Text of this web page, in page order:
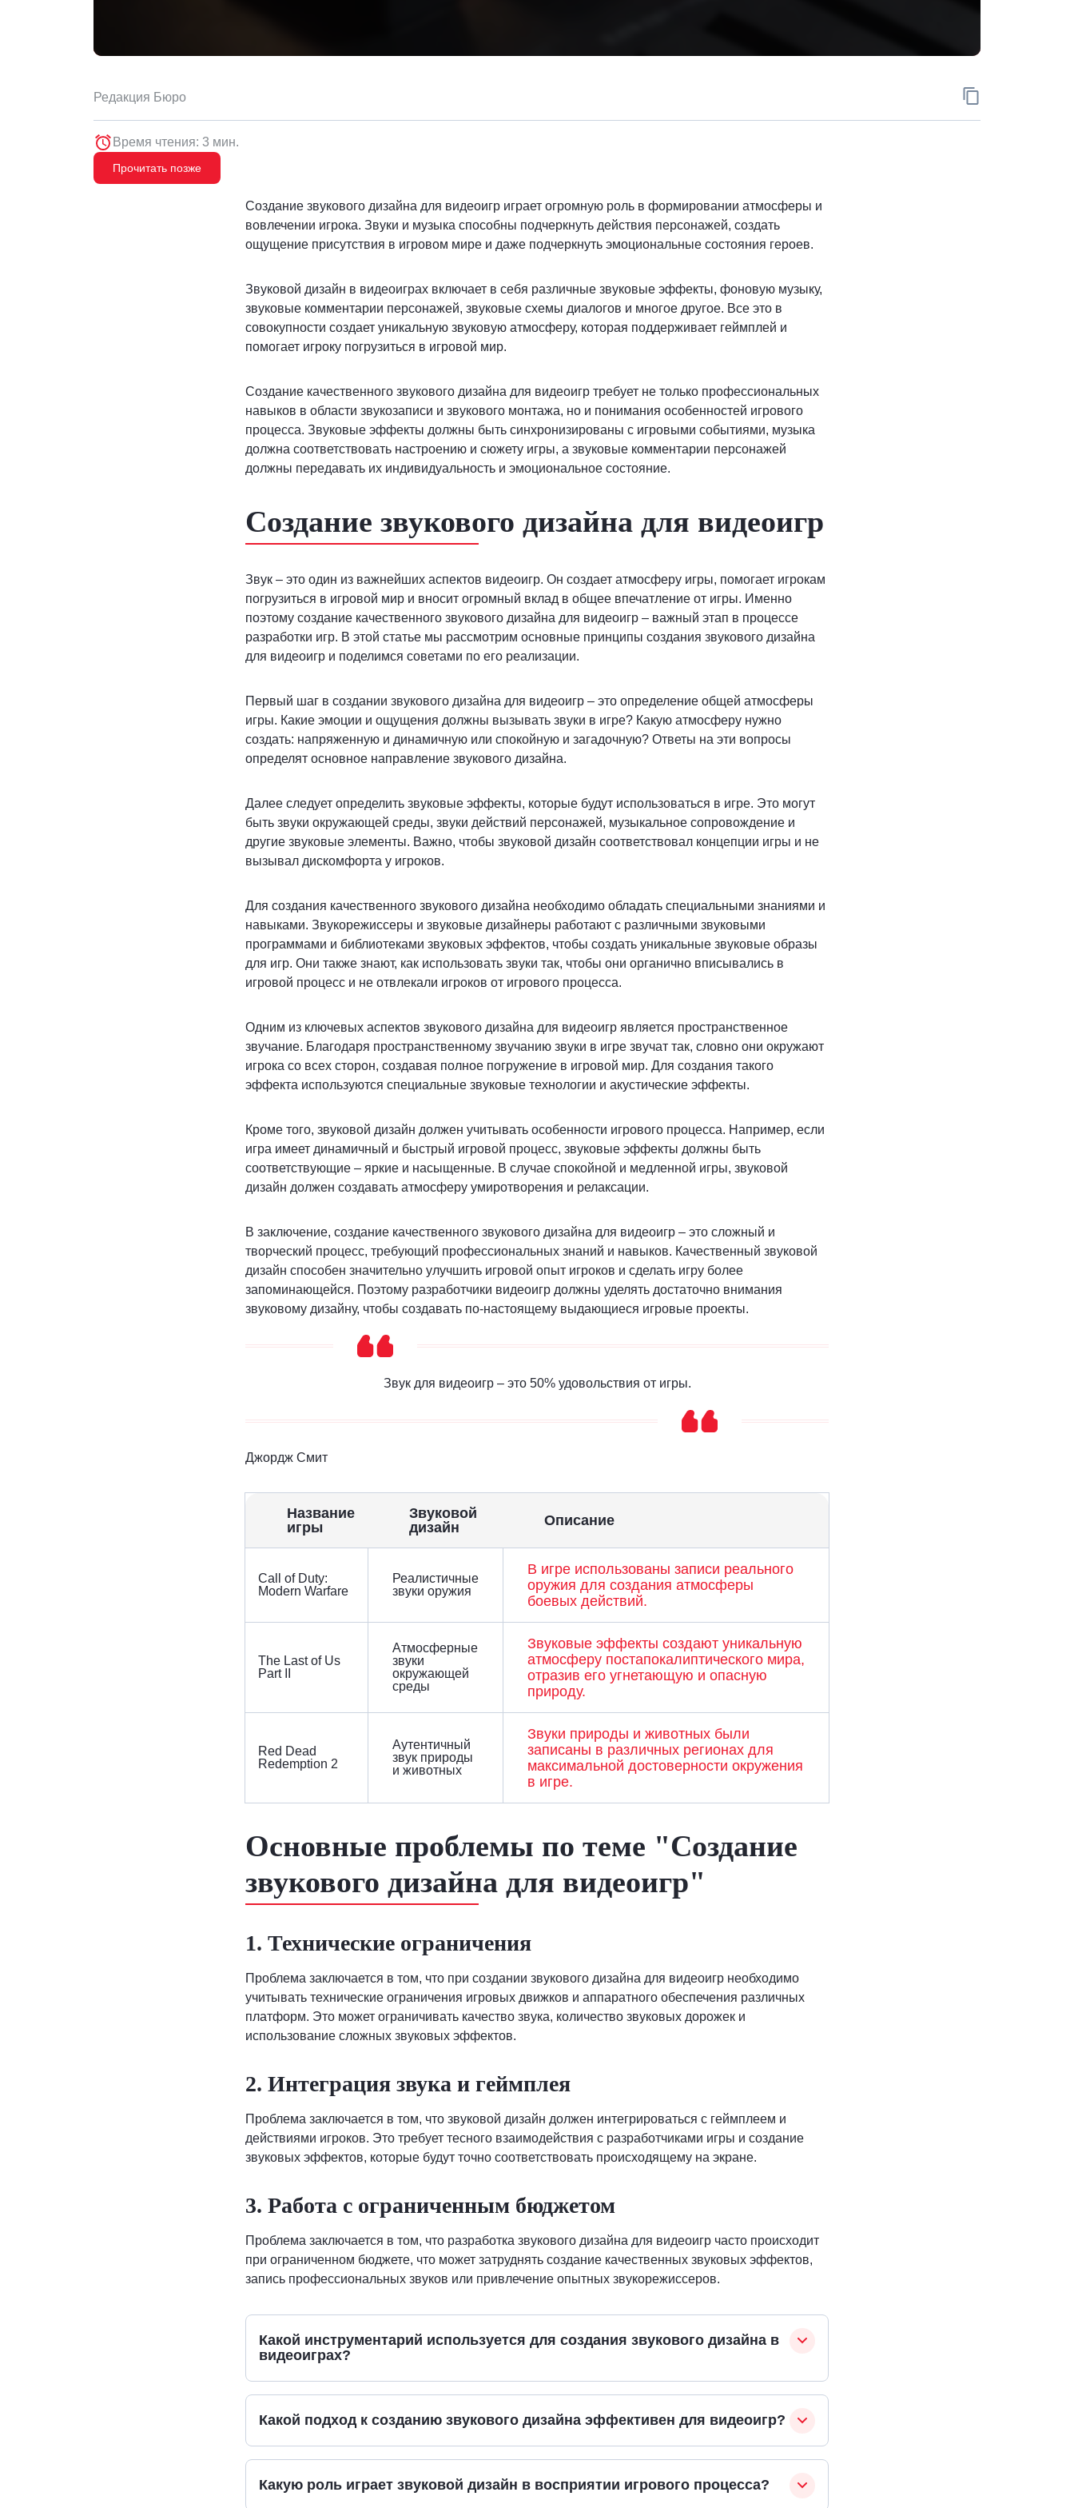
Редакция Бюро Скопировать
Время чтения: 3 мин.
Прочитать позже
Создание звукового дизайна для видеоигр играет огромную роль в формировании атмосферы и
вовлечении игрока. Звуки и музыка способны подчеркнуть действия персонажей, создать
ощущение присутствия в игровом мире и даже подчеркнуть эмоциональные состояния героев.
Звуковой дизайн в видеоиграх включает в себя различные звуковые эффекты, фоновую музыку,
звуковые комментарии персонажей, звуковые схемы диалогов и многое другое. Все это в
совокупности создает уникальную звуковую атмосферу, которая поддерживает геймплей и
помогает игроку погрузиться в игровой мир.
Создание качественного звукового дизайна для видеоигр требует не только профессиональных
навыков в области звукозаписи и звукового монтажа, но и понимания особенностей игрового
процесса. Звуковые эффекты должны быть синхронизированы с игровыми событиями, музыка
должна соответствовать настроению и сюжету игры, а звуковые комментарии персонажей
должны передавать их индивидуальность и эмоциональное состояние.
Создание звукового дизайна для видеоигр
Звук – это один из важнейших аспектов видеоигр. Он создает атмосферу игры, помогает игрокам
погрузиться в игровой мир и вносит огромный вклад в общее впечатление от игры. Именно
поэтому создание качественного звукового дизайна для видеоигр – важный этап в процессе
разработки игр. В этой статье мы рассмотрим основные принципы создания звукового дизайна
для видеоигр и поделимся советами по его реализации.
Первый шаг в создании звукового дизайна для видеоигр – это определение общей атмосферы
игры. Какие эмоции и ощущения должны вызывать звуки в игре? Какую атмосферу нужно
создать: напряженную и динамичную или спокойную и загадочную? Ответы на эти вопросы
определят основное направление звукового дизайна.
Далее следует определить звуковые эффекты, которые будут использоваться в игре. Это могут
быть звуки окружающей среды, звуки действий персонажей, музыкальное сопровождение и
другие звуковые элементы. Важно, чтобы звуковой дизайн соответствовал концепции игры и не
вызывал дискомфорта у игроков.
Для создания качественного звукового дизайна необходимо обладать специальными знаниями и
навыками. Звукорежиссеры и звуковые дизайнеры работают с различными звуковыми
программами и библиотеками звуковых эффектов, чтобы создать уникальные звуковые образы
для игр. Они также знают, как использовать звуки так, чтобы они органично вписывались в
игровой процесс и не отвлекали игроков от игрового процесса.
Одним из ключевых аспектов звукового дизайна для видеоигр является пространственное
звучание. Благодаря пространственному звучанию звуки в игре звучат так, словно они окружают
игрока со всех сторон, создавая полное погружение в игровой мир. Для создания такого
эффекта используются специальные звуковые технологии и акустические эффекты.
Кроме того, звуковой дизайн должен учитывать особенности игрового процесса. Например, если
игра имеет динамичный и быстрый игровой процесс, звуковые эффекты должны быть
соответствующие – яркие и насыщенные. В случае спокойной и медленной игры, звуковой
дизайн должен создавать атмосферу умиротворения и релаксации.
В заключение, создание качественного звукового дизайна для видеоигр – это сложный и
творческий процесс, требующий профессиональных знаний и навыков. Качественный звуковой
дизайн способен значительно улучшить игровой опыт игроков и сделать игру более
запоминающейся. Поэтому разработчики видеоигр должны уделять достаточно внимания
звуковому дизайну, чтобы создавать по-настоящему выдающиеся игровые проекты.
Звук для видеоигр – это 50% удовольствия от игры.
Джордж Смит
Название
игры
Звуковой
дизайн
Описание
Call of Duty:
Modern Warfare
Реалистичные
звуки оружия
В игре использованы записи реального
оружия для создания атмосферы
боевых действий.
The Last of Us
Part II
Атмосферные
звуки
окружающей
среды
Звуковые эффекты создают уникальную
атмосферу постапокалиптического мира,
отразив его угнетающую и опасную
природу.
Red Dead
Redemption 2
Аутентичный
звук природы
и животных
Звуки природы и животных были
записаны в различных регионах для
максимальной достоверности окружения
в игре.
Основные проблемы по теме "Создание
звукового дизайна для видеоигр"
1. Технические ограничения
Проблема заключается в том, что при создании звукового дизайна для видеоигр необходимо
учитывать технические ограничения игровых движков и аппаратного обеспечения различных
платформ. Это может ограничивать качество звука, количество звуковых дорожек и
использование сложных звуковых эффектов.
2. Интеграция звука и геймплея
Проблема заключается в том, что звуковой дизайн должен интегрироваться с геймплеем и
действиями игроков. Это требует тесного взаимодействия с разработчиками игры и создание
звуковых эффектов, которые будут точно соответствовать происходящему на экране.
3. Работа с ограниченным бюджетом
Проблема заключается в том, что разработка звукового дизайна для видеоигр часто происходит
при ограниченном бюджете, что может затруднять создание качественных звуковых эффектов,
запись профессиональных звуков или привлечение опытных звукорежиссеров.
Какой инструментарий используется для создания звукового дизайна в
видеоиграх?
Какой подход к созданию звукового дизайна эффективен для видеоигр?
Какую роль играет звуковой дизайн в восприятии игрового процесса?